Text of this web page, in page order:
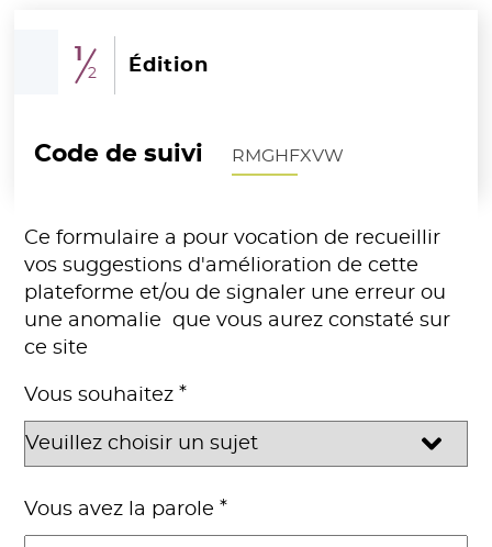
Code de suivi RMGHFXVW
1
2 Édition
Ce formulaire a pour vocation de recueillir
vos suggestions d'amélioration de cette
plateforme et/ou de signaler une erreur ou
une anomalie que vous aurez constaté sur
ce site
Vous souhaitez *
Vous avez la parole *